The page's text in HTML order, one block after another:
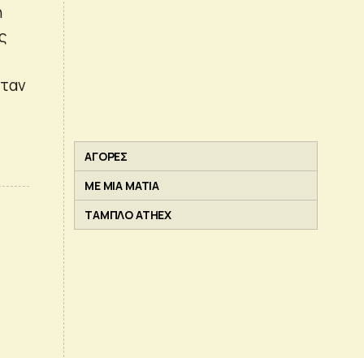
ΑΓΟΡΕΣ
ΜΕ ΜΙΑ ΜΑΤΙΑ
ΤΑΜΠΛΟ ATHEX